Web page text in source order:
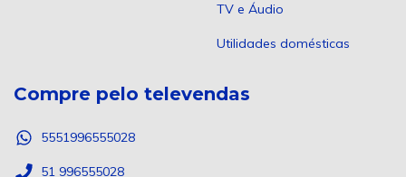
TV e Áudio
Utilidades domésticas
Compre pelo televendas
5551996555028
51 996555028